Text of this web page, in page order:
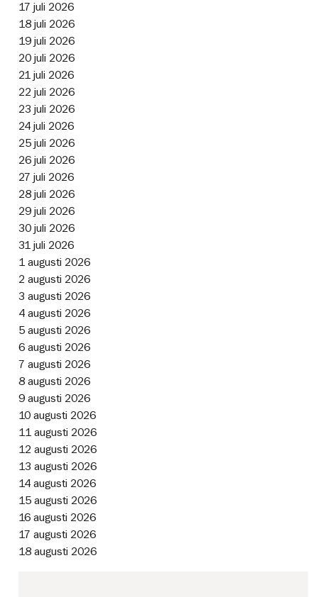
17 juli 2026
18 juli 2026
19 juli 2026
20 juli 2026
21 juli 2026
22 juli 2026
23 juli 2026
24 juli 2026
25 juli 2026
26 juli 2026
27 juli 2026
28 juli 2026
29 juli 2026
30 juli 2026
31 juli 2026
1 augusti 2026
2 augusti 2026
3 augusti 2026
4 augusti 2026
5 augusti 2026
6 augusti 2026
7 augusti 2026
8 augusti 2026
9 augusti 2026
10 augusti 2026
11 augusti 2026
12 augusti 2026
13 augusti 2026
14 augusti 2026
15 augusti 2026
16 augusti 2026
17 augusti 2026
18 augusti 2026